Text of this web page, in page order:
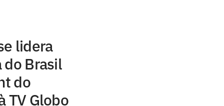
lidera
do Brasil
do
TV Globo